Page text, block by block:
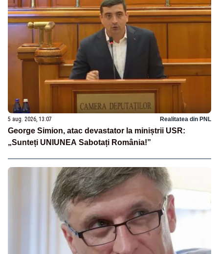
5 aug. 2026, 13:07 Realitatea din PNL
George Simion, atac devastator la miniștrii USR:
„Sunteți UNIUNEA Sabotați România!”